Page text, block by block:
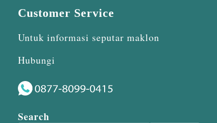
Customer Service
Untuk informasi seputar maklon
Hubungi
Search